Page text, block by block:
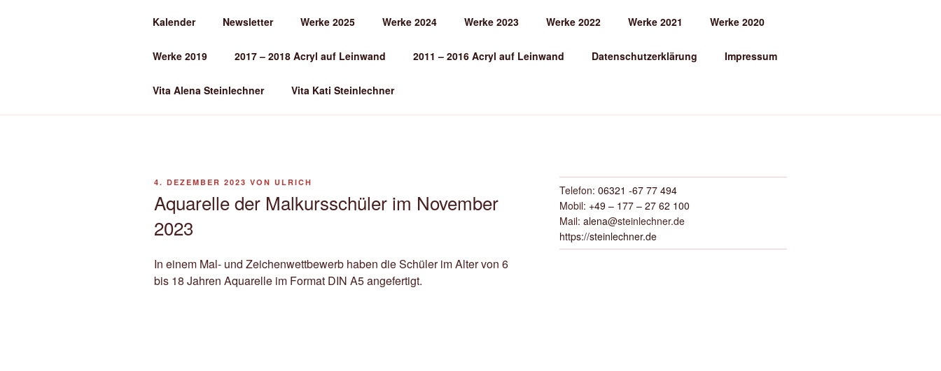
ALENA STEINLECHNER
Kalender Newsletter Werke 2025 Werke 2024 Werke 2023 Werke 2022 Werke 2021 Werke 2020
Werke 2019 2017 – 2018 Acryl auf Leinwand 2011 – 2016 Acryl auf Leinwand Datenschutzerklärung Impressum
Vita Alena Steinlechner Vita Kati Steinlechner
VERÖFFENTLICHT
4. DEZEMBER 2023 VON ULRICH
Aquarelle der Malkursschüler im November
2023
In einem Mal- und Zeichenwettbewerb haben die Schüler im Alter von 6
bis 18 Jahren Aquarelle im Format DIN A5 angefertigt.
Telefon: 06321 -67 77 494
Mobil: +49 – 177 – 27 62 100
Mail: alena@steinlechner.de
https://steinlechner.de